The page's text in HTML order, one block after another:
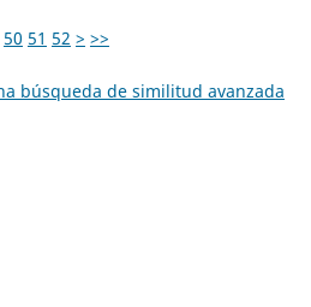
50 51 52 > >>
búsqueda de similitud avanzada